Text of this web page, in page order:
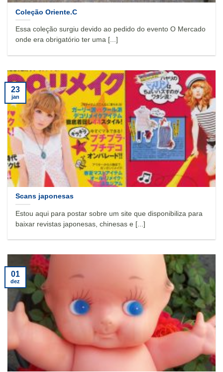
Coleção Oriente.C
Essa coleção surgiu devido ao pedido do evento O Mercado
onde era obrigatório ter uma [...]
Scans japonesas
Estou aqui para postar sobre um site que disponibiliza para
baixar revistas japonesas, chinesas e [...]
23
jan
01
dez